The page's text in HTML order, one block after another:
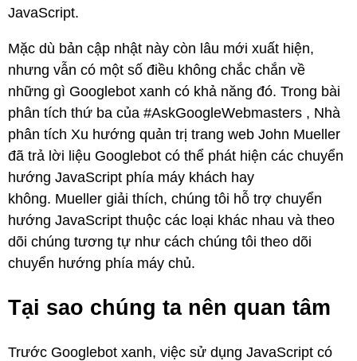
JavaScript.
Mặc dù bản cập nhật này còn lâu mới xuất hiện,
nhưng vẫn có một số điều không chắc chắn về
những gì Googlebot xanh có khả năng đó. Trong bài
phân tích thứ ba của #AskGoogleWebmasters , Nhà
phân tích Xu hướng quản trị trang web John Mueller
đã trả lời liệu Googlebot có thể phát hiện các chuyển
hướng JavaScript phía máy khách hay
không. Mueller giải thích, chúng tôi hỗ trợ chuyển
hướng JavaScript thuộc các loại khác nhau và theo
dõi chúng tương tự như cách chúng tôi theo dõi
chuyển hướng phía máy chủ.
Tại sao chúng ta nên quan tâm
Trước Googlebot xanh, việc sử dụng JavaScript có